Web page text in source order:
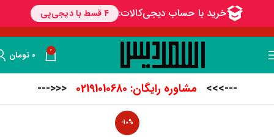
0 ۰ تومان
--->>> مشاوره رایگان: 02191010680 <<<---
-10%